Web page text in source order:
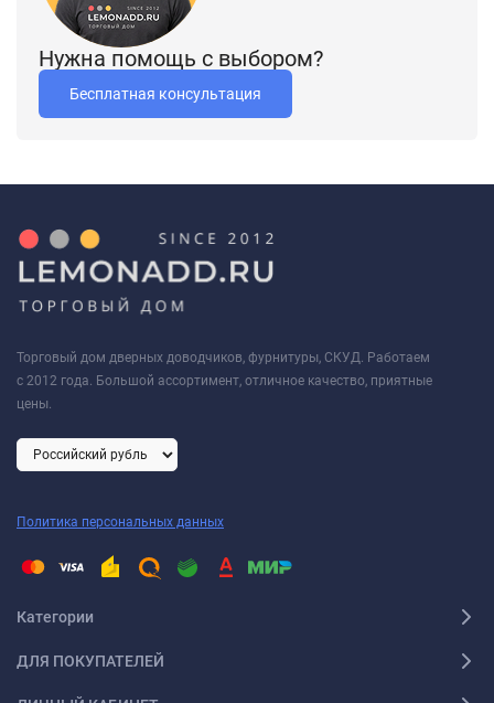
Нужна помощь с выбором?
Бесплатная консультация
Торговый дом дверных доводчиков, фурнитуры, СКУД. Работаем
с 2012 года. Большой ассортимент, отличное качество, приятные
цены.
Политика персональных данных
Категории
ДЛЯ ПОКУПАТЕЛЕЙ